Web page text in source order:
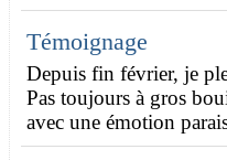
Témoignage
Depuis fin février, je
Pas toujours à gros
avec une émotion